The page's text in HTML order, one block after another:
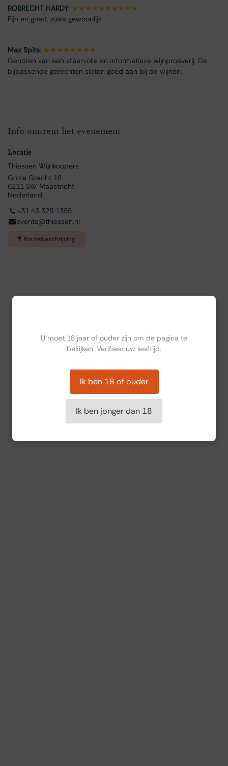
ROBRECHT HARDY: ★★★★★★★★★★
Fijn en goed, zoals gewoonlijk
Max Spits: ★★★★★★★★
Genoten van een sfeervolle en informatieve wijnproeverij. De
bijpassende gerechten sloten goed aan bij de wijnen.
Info omtrent het evenement
Locatie
Thiessen Wijnkoopers
Grote Gracht 18
6211 SW Maastricht
Nederland
+31 43 325 1355
events@thiessen.nl
Routebeschrijving
U moet 18 jaar of ouder zijn om de pagina te
bekijken. Verifieer uw leeftijd.
Ik ben 18 of ouder
Ik ben jonger dan 18